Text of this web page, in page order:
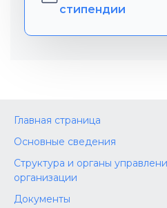
стипендии
Главная страница
Основные сведения
Структура и органы
организации
Документы